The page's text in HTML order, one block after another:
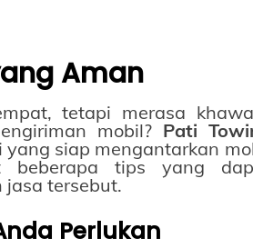
Aman
tetapi merasa
mobil? Pati
yang siap mengantarkan
beberapa tips yang
tersebut.
Perlukan